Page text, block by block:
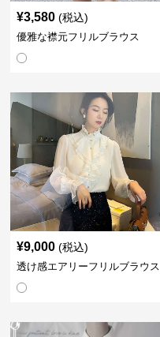
¥3,580 (税込)
優雅な襟元フリルブラウス
¥9,000 (税込)
透け感エアリーフリルブラウス